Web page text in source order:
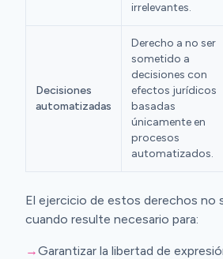
irrelevantes.
Decisiones
automatizadas
Derecho a no ser
sometido a
decisiones con
efectos jurídicos
basadas
únicamente en
procesos
automatizados.
El ejercicio de estos derechos no
cuando resulte necesario para:
→Garantizar la libertad de